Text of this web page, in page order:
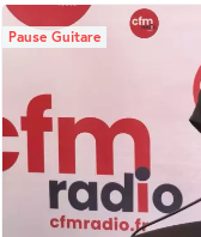
Pause Guitare